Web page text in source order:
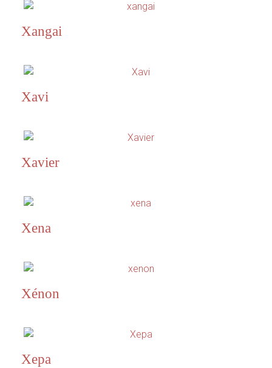
Xangai
Xavi
Xavier
Xena
Xénon
Xepa